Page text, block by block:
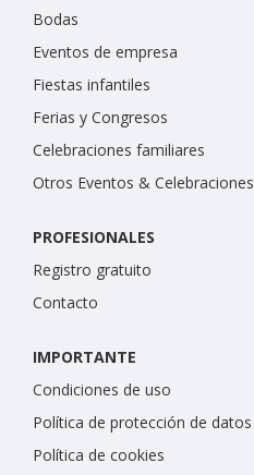
Bodas
Eventos de empresa
Fiestas infantiles
Ferias y Congresos
Celebraciones familiares
Otros Eventos & Celebraciones
PROFESIONALES
Registro gratuito
Contacto
IMPORTANTE
Condiciones de uso
Política de protección de datos
Política de cookies